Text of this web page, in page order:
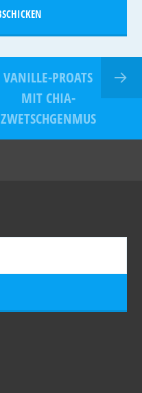
VANILLE-PROATS
MIT CHIA-
ZWETSCHGENMUS